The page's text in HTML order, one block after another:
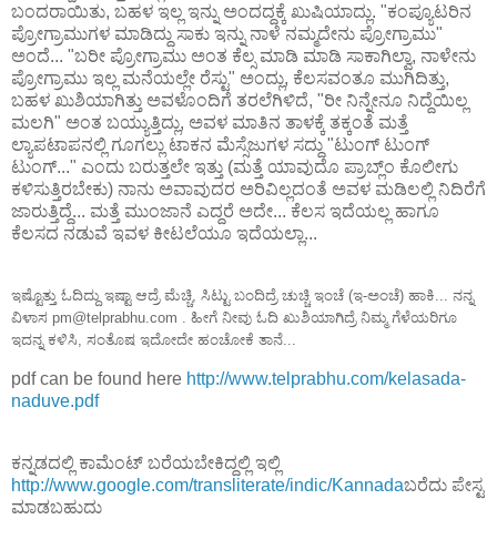
ಬಂದರಾಯಿತು, ಬಹಳ ಇಲ್ಲ ಇನ್ನು ಅಂದದ್ದಕ್ಕೆ ಖುಷಿಯಾದ್ಲು. "ಕಂಪ್ಯೂಟರಿನ
ಪ್ರೋಗ್ರಾಮುಗಳ ಮಾಡಿದ್ದು ಸಾಕು ಇನ್ನು ನಾಳೆ ನಮ್ಮದೇನು ಪ್ರೋಗ್ರಾಮು"
ಅಂದೆ... "ಬರೀ ಪ್ರೋಗ್ರಾಮು ಅಂತ ಕೆಲ್ಸ ಮಾಡಿ ಮಾಡಿ ಸಾಕಾಗಿಲ್ವಾ, ನಾಳೇನು
ಪ್ರೋಗ್ರಾಮು ಇಲ್ಲ ಮನೆಯಲ್ಲೇ ರೆಸ್ಟು" ಅಂದ್ಲು, ಕೆಲಸವಂತೂ ಮುಗಿದಿತ್ತು,
ಬಹಳ ಖುಶಿಯಾಗಿತ್ತು ಅವಳೊಂದಿಗೆ ತರಲೆಗಿಳಿದೆ, "ರೀ ನಿನ್ನೇನೂ ನಿದ್ದೆಯಿಲ್ಲ
ಮಲಗಿ" ಅಂತ ಬಯ್ಯುತ್ತಿದ್ಲು, ಅವಳ ಮಾತಿನ ತಾಳಕ್ಕೆ ತಕ್ಕಂತೆ ಮತ್ತೆ
ಲ್ಯಾಪಟಾಪನಲ್ಲಿ ಗೂಗಲ್ಲು ಟಾಕನ ಮೆಸ್ಸೆಜುಗಳ ಸದ್ದು "ಟುಂಗ್ ಟುಂಗ್
ಟುಂಗ್..." ಎಂದು ಬರುತ್ತಲೇ ಇತ್ತು (ಮತ್ತೆ ಯಾವುದೊ ಪ್ರಾಬ್ಲ್ಂ ಕೊಲೀಗು
ಕಳಿಸುತ್ತಿರಬೇಕು) ನಾನು ಅವಾವುದರ ಅರಿವಿಲ್ಲದಂತೆ ಅವಳ ಮಡಿಲಲ್ಲಿ ನಿದಿರೆಗೆ
ಜಾರುತ್ತಿದ್ದೆ... ಮತ್ತೆ ಮುಂಜಾನೆ ಎದ್ದರೆ ಅದೇ... ಕೆಲಸ ಇದೆಯಲ್ಲ ಹಾಗೂ
ಕೆಲಸದ ನಡುವೆ ಇವಳ ಕೀಟಲೆಯೂ ಇದೆಯಲ್ಲಾ...
ಇಷ್ಟೊತ್ತು ಓದಿದ್ದು ಇಷ್ಟಾ ಆದ್ರೆ ಮೆಚ್ಚಿ, ಸಿಟ್ಟು ಬಂದಿದ್ರೆ ಚುಚ್ಚಿ ಇಂಚೆ (ಇ-ಅಂಚೆ) ಹಾಕಿ... ನನ್ನ
ವಿಳಾಸ pm@telprabhu.com . ಹೀಗೆ ನೀವು ಓದಿ ಖುಶಿಯಾಗಿದ್ರೆ ನಿಮ್ಮ ಗೆಳೆಯರಿಗೂ
ಇದನ್ನ ಕಳಿಸಿ, ಸಂತೊಷ ಇದೋದೇ ಹಂಚೋಕೆ ತಾನೆ...
pdf can be found here http://www.telprabhu.com/kelasada-
naduve.pdf
ಕನ್ನಡದಲ್ಲಿ ಕಾಮೆಂಟ್ ಬರೆಯಬೇಕಿದ್ದಲ್ಲಿ ಇಲ್ಲಿ
http://www.google.com/transliterate/indic/Kannadaಬರೆದು ಪೇಸ್ಟ
ಮಾಡಬಹುದು